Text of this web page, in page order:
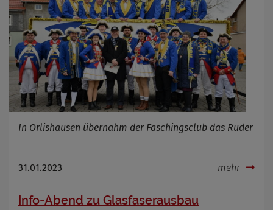
In Orlishausen übernahm der Faschingsclub das Ruder
31.01.2023 mehr
Info-Abend zu Glasfaserausbau